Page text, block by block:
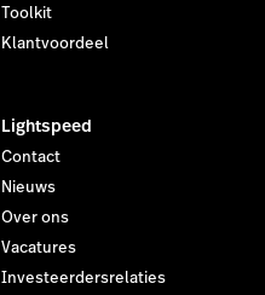
Toolkit
Klantvoordeel
Lightspeed
Contact
Nieuws
Over ons
Vacatures
Investeerdersrelaties